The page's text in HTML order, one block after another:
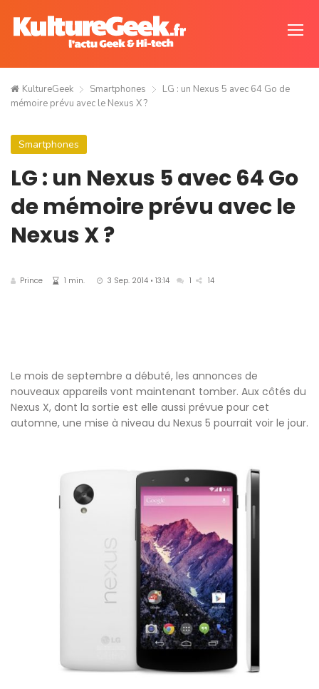
KultureGeek Smartphones
LG : un Nexus 5 avec 64 Go de
mémoire prévu avec le Nexus X ?
Smartphones
LG : un Nexus 5 avec 64 Go
de mémoire prévu avec le
Nexus X ?
Prince 1 min. 3 Sep. 2014 • 13:14 1 14
Le mois de septembre a débuté, les annonces de
nouveaux appareils vont maintenant tomber. Aux côtés du
Nexus X, dont la sortie est elle aussi prévue pour cet
automne, une mise à niveau du Nexus 5 pourrait voir le jour.